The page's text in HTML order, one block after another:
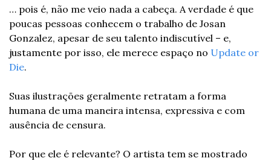
… pois é, não me veio nada a cabeça. A verdade é que
poucas pessoas conhecem o trabalho de Josan
Gonzalez, apesar de seu talento indiscutível – e,
justamente por isso, ele merece espaço no Update or
Die.
Suas ilustrações geralmente retratam a forma
humana de uma maneira intensa, expressiva e com
ausência de censura.
Por que ele é relevante? O artista tem se mostrado